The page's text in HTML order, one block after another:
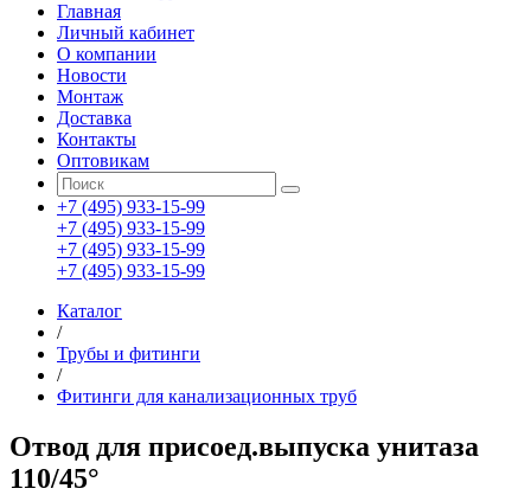
Главная
Личный кабинет
О компании
Новости
Монтаж
Доставка
Контакты
Оптовикам
+7 (495) 933-15-99
+7 (495) 933-15-99
+7 (495) 933-15-99
+7 (495) 933-15-99
Каталог
/
Трубы и фитинги
/
Фитинги для канализационных труб
Отвод для присоед.выпуска унитаза
110/45°